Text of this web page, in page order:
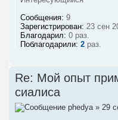
Сообщения: 9
Зарегистрирован: 23 сен
Благодарил: 0 раз.
Поблагодарили: 2 раз.
Re: Мой опыт
сиалиса
phedya» 29